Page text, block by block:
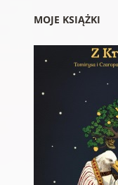
MOJE KSIĄŻKI